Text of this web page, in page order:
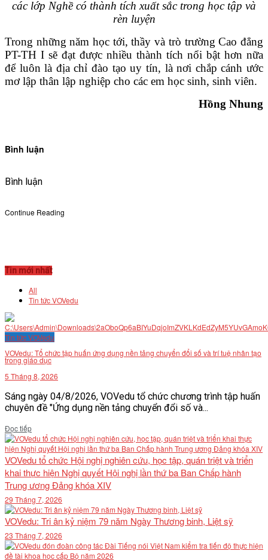
các lớp Nghề có thành tích xuất sắc trong học tập và
rèn luyện
Trong những năm học tới, thầy và trò trường Cao đẳng
PT-TH I sẽ đạt được nhiều thành tích nổi bật hơn nữa
để luôn là địa chỉ đào tạo uy tín, là nơi chắp cánh ước
mơ lập thân lập nghiệp cho các em học sinh, sinh viên.
Hồng Nhung
Bình luận
Bình luận
Continue Reading
Tin mới nhất
All
Tin tức VOVedu
Tin tức VOVedu
VOVedu: Tổ chức tập huấn ứng dụng nền tảng chuyển đổi số và trí tuệ nhân tạo
trong giáo dục
5 Tháng 8, 2026
Sáng ngày 04/8/2026, VOVedu tổ chức chương trình tập huấn
chuyên đề "Ứng dụng nền tảng chuyển đổi số và...
Đọc tiếpDetails
VOVedu tổ chức Hội nghị nghiên cứu, học tập, quán triệt và triển
khai thực hiện Nghị quyết Hội nghị lần thứ ba Ban Chấp hành
Trung ương Đảng khóa XIV
29 Tháng 7, 2026
VOVedu: Tri ân kỷ niệm 79 năm Ngày Thương binh, Liệt sỹ
23 Tháng 7, 2026